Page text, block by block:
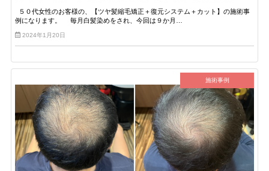
５０代女性のお客様の、【ツヤ髪縮毛矯正＋復元システム＋カット】の施術事
例になります。 毎月白髪染めをされ、今回は９か月…
2024年1月20日
施術事例